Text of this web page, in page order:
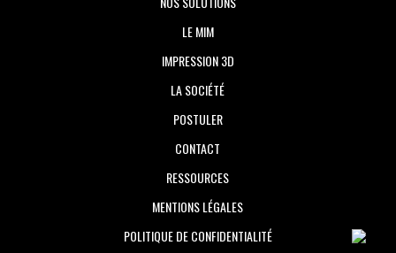
LE MIM
IMPRESSION 3D
LA SOCIÉTÉ
POSTULER
CONTACT
RESSOURCES
MENTIONS LÉGALES
POLITIQUE DE CONFIDENTIALITÉ